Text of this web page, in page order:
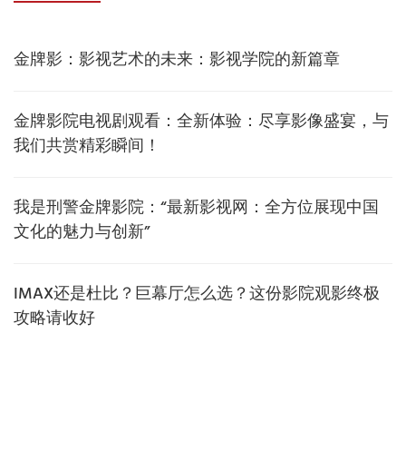
金牌影：影视艺术的未来：影视学院的新篇章
金牌影院电视剧观看：全新体验：尽享影像盛宴，与
我们共赏精彩瞬间！
我是刑警金牌影院：“最新影视网：全方位展现中国
文化的魅力与创新”
IMAX还是杜比？巨幕厅怎么选？这份影院观影终极
攻略请收好